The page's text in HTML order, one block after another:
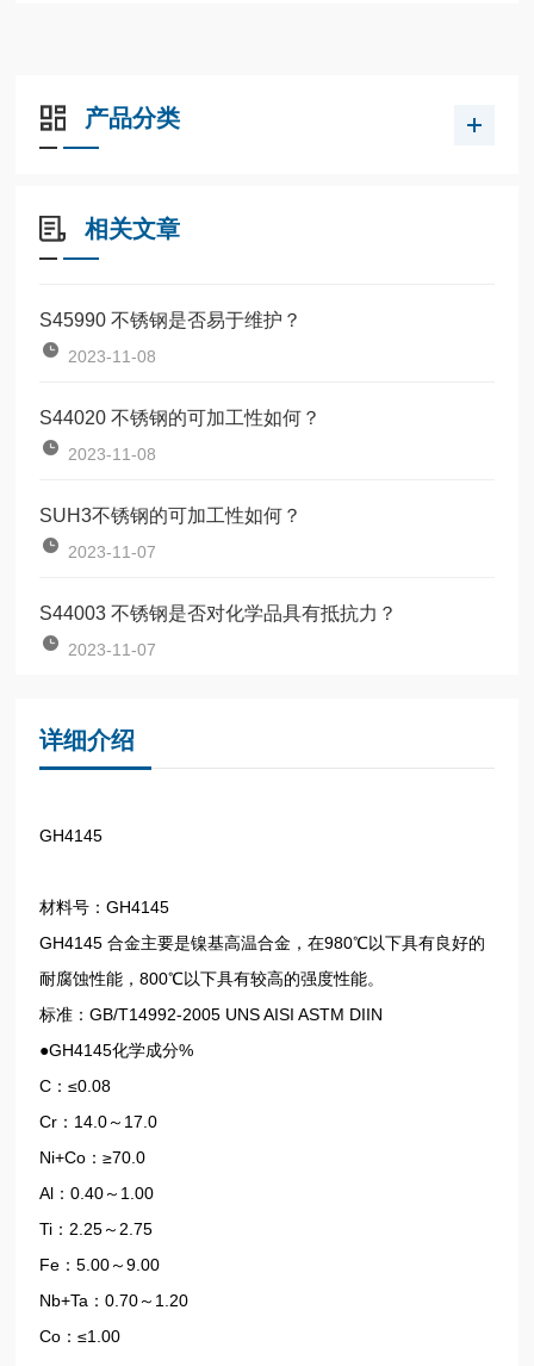
产品分类
相关文章
S45990 不锈钢是否易于维护？
2023-11-08
S44020 不锈钢的可加工性如何？
2023-11-08
SUH3不锈钢的可加工性如何？
2023-11-07
S44003 不锈钢是否对化学品具有抵抗力？
2023-11-07
详细介绍
GH4145
材料号：GH4145
GH4145 合金主要是镍基高温合金，在980℃以下具有良好的
耐腐蚀性能，800℃以下具有较高的强度性能。
标准：GB/T14992-2005 UNS AISI ASTM DIIN
●GH4145化学成分%
C：≤0.08
Cr：14.0～17.0
Ni+Co：≥70.0
Al：0.40～1.00
Ti：2.25～2.75
Fe：5.00～9.00
Nb+Ta：0.70～1.20
Co：≤1.00